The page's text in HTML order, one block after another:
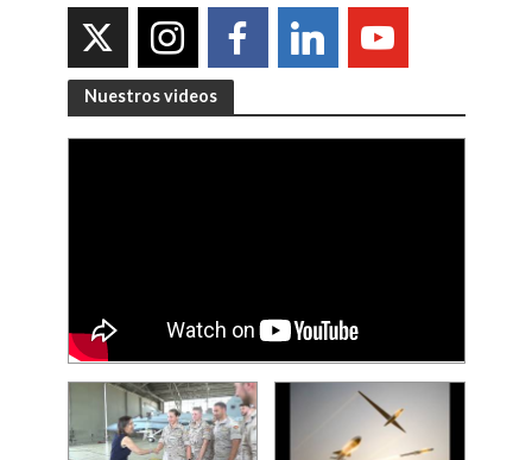
Nuestros videos